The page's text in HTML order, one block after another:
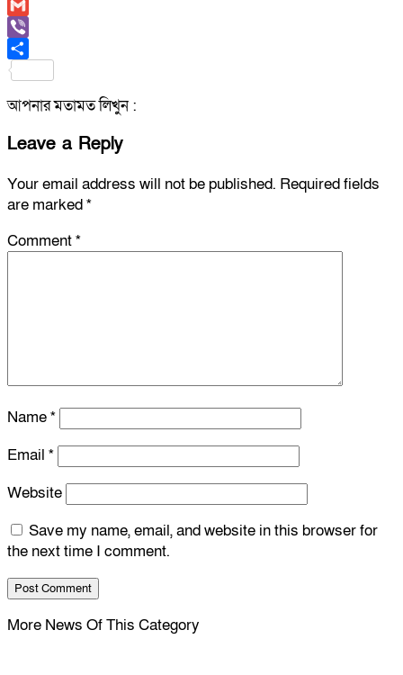
Copy
Link
Gmail
Viber
আপনার মতামত লিখুন :
Leave a Reply
Your email address will not be published. Required fields
are marked*
Comment*
Name*
Email *
Website
Save my name, email, and website in this browser for
the next time I comment.
More News Of This Category